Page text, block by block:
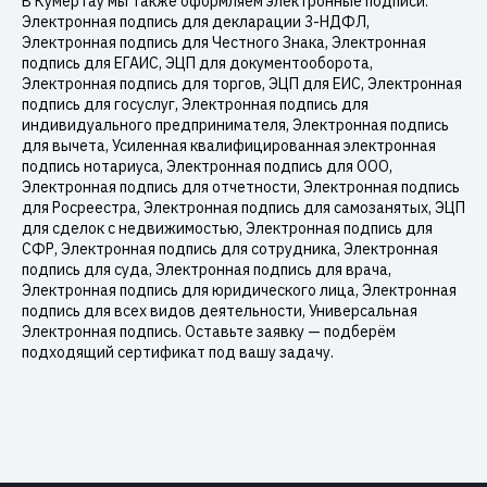
Электронная подпись для декларации 3-НДФЛ,
Электронная подпись для Честного Знака, Электронная
подпись для ЕГАИС, ЭЦП для документооборота,
Электронная подпись для торгов, ЭЦП для ЕИС, Электронная
подпись для госуслуг, Электронная подпись для
индивидуального предпринимателя, Электронная подпись
для вычета, Усиленная квалифицированная электронная
подпись нотариуса, Электронная подпись для ООО,
Электронная подпись для отчетности, Электронная подпись
для Росреестра, Электронная подпись для самозанятых, ЭЦП
для сделок с недвижимостью, Электронная подпись для
СФР, Электронная подпись для сотрудника, Электронная
подпись для суда, Электронная подпись для врача,
Электронная подпись для юридического лица, Электронная
подпись для всех видов деятельности, Универсальная
Электронная подпись. Оставьте заявку — подберём
подходящий сертификат под вашу задачу.